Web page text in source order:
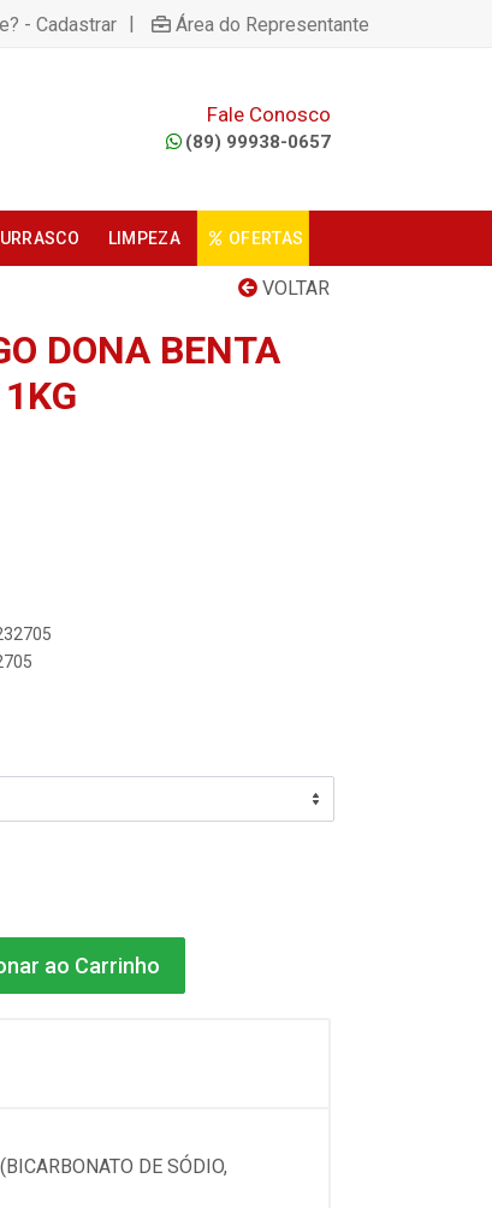
- Cadastrar | Área do Representante
Fale Conosco
(89) 99938-0657
LIMPEZA OFERTAS
VOLTAR
DONA BENTA
ao Carrinho
DE SÓDIO,